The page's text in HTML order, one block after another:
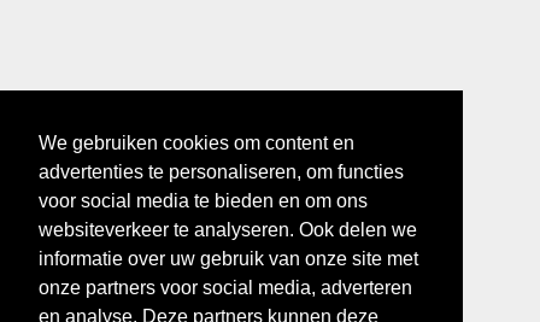
We gebruiken cookies om content en
advertenties te personaliseren, om functies
voor social media te bieden en om ons
websiteverkeer te analyseren. Ook delen we
informatie over uw gebruik van onze site met
onze partners voor social media, adverteren
en analyse. Deze partners kunnen deze